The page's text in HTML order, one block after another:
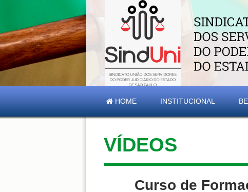
HOME INSTITUCIONAL
VÍDEOS
Curso de